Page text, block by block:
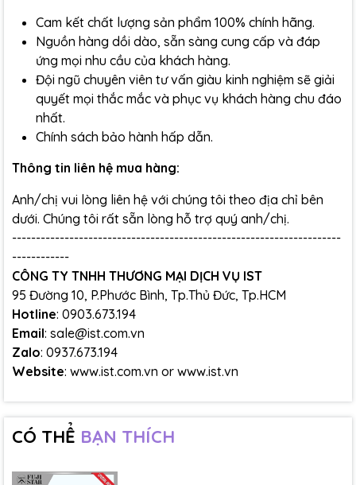
Cam kết chất lượng sản phẩm 100% chính hãng.
Nguồn hàng dồi dào, sẵn sàng cung cấp và đáp
ứng mọi nhu cầu của khách hàng.
Đội ngũ chuyên viên tư vấn giàu kinh nghiệm sẽ giải
quyết mọi thắc mắc và phục vụ khách hàng chu đáo
nhất.
Chính sách bảo hành hấp dẫn.
Thông tin liên hệ mua hàng:
Anh/chị vui lòng liên hệ với chúng tôi theo địa chỉ bên
dưới. Chúng tôi rất sẵn lòng hỗ trợ quý anh/chị.
---------------------------------------------------------------------
------------
CÔNG TY TNHH THƯƠNG MẠI DỊCH VỤ IST
95 Đường 10, P.Phước Bình, Tp.Thủ Đức, Tp.HCM
Hotline: 0903.673.194
Email: sale@ist.com.vn
Zalo: 0937.673.194
Website: www.ist.com.vn or www.ist.vn
CÓ THỂ BẠN THÍCH